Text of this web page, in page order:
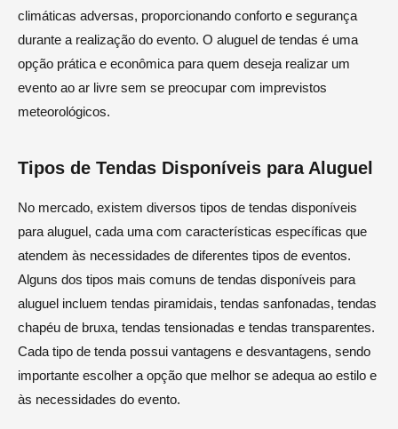
climáticas adversas, proporcionando conforto e segurança
durante a realização do evento. O aluguel de tendas é uma
opção prática e econômica para quem deseja realizar um
evento ao ar livre sem se preocupar com imprevistos
meteorológicos.
Tipos de Tendas Disponíveis para Aluguel
No mercado, existem diversos tipos de tendas disponíveis
para aluguel, cada uma com características específicas que
atendem às necessidades de diferentes tipos de eventos.
Alguns dos tipos mais comuns de tendas disponíveis para
aluguel incluem tendas piramidais, tendas sanfonadas, tendas
chapéu de bruxa, tendas tensionadas e tendas transparentes.
Cada tipo de tenda possui vantagens e desvantagens, sendo
importante escolher a opção que melhor se adequa ao estilo e
às necessidades do evento.